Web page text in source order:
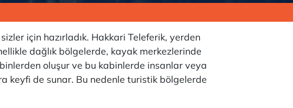
için hazırladık. Hakkari Teleferik, yerden
dağlık bölgelerde, kayak merkezlerinde
oluşur ve bu kabinlerde insanlar veya
keyfi de sunar. Bu nedenle turistik bölgelerde